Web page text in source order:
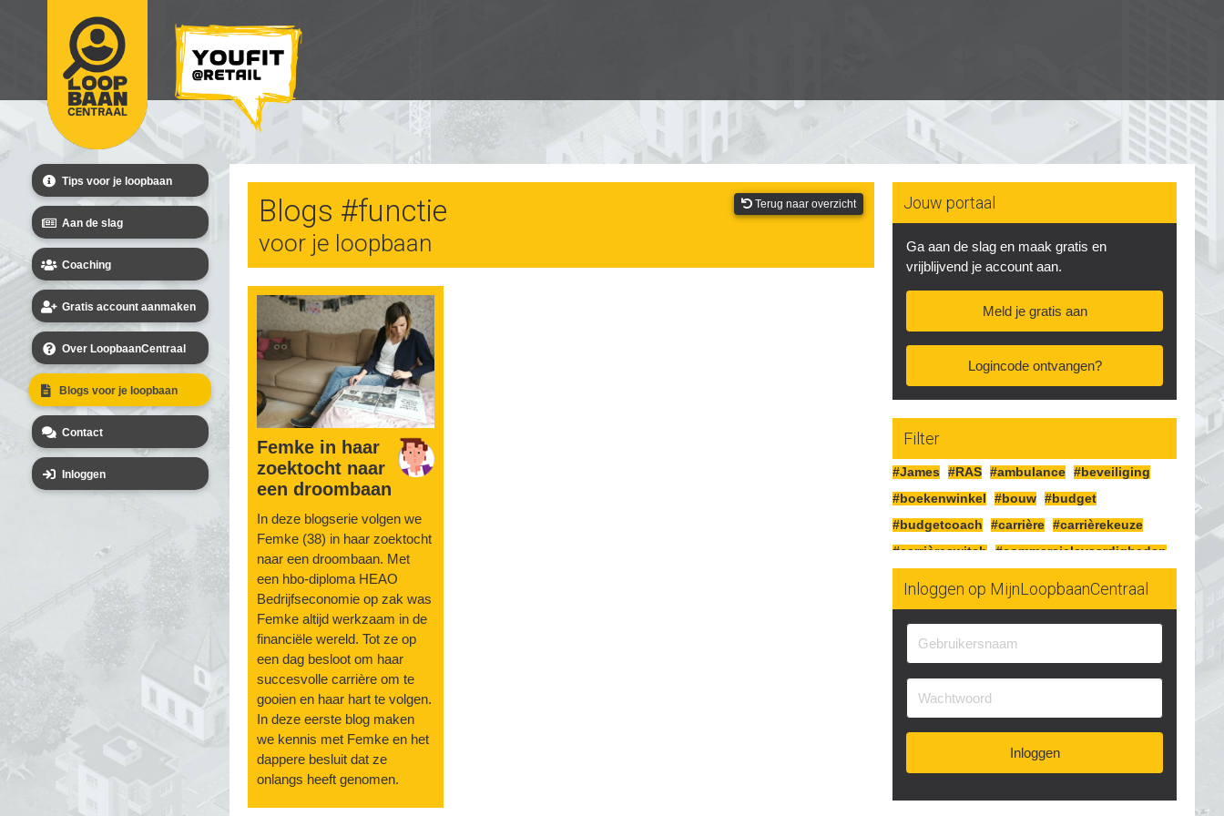
Tips voor je loopbaan
Aan de slag
Coaching
Gratis account aanmaken
Over LoopbaanCentraal
Blogs voor je loopbaan
Contact
Inloggen
Blogs #functie
voor je loopbaan
Terug naar overzicht
Femke in haar
zoektocht naar
een droombaan
In deze blogserie volgen we
Femke (38) in haar zoektocht
naar een droombaan. Met
een hbo-diploma HEAO
Bedrijfseconomie op zak was
Femke altijd werkzaam in de
financiële wereld. Tot ze op
een dag besloot om haar
succesvolle carrière om te
gooien en haar hart te volgen.
In deze eerste blog maken
we kennis met Femke en het
dappere besluit dat ze
onlangs heeft genomen.
Jouw portaal
Ga aan de slag en maak gratis en
vrijblijvend je account aan.
Meld je gratis aan
Logincode ontvangen?
Filter
#James #RAS #ambulance #beveiliging
#boekenwinkel
#bouw #budget
#budgetcoach
#carrière #carrièrekeuze
#carrièreswitch #commercielevaardigheden
#eigenonderneming
#ervaring
#functie
#fysiek
#inzetbaarheid #jobcrafting
#karaktereigenschappen
Inloggen op MijnLoopbaanCentraal
Inloggen